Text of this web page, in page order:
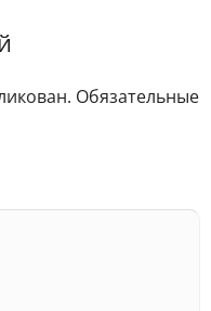
Обязательные